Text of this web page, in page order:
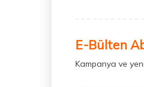
E-Bülten
Kampanya ve